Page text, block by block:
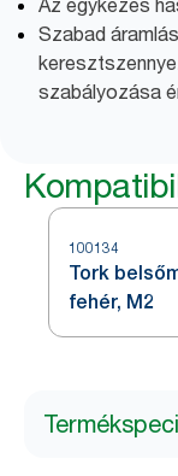
Az egykezes
Szabad
szabályozása
100134
Tork
fehér, M2